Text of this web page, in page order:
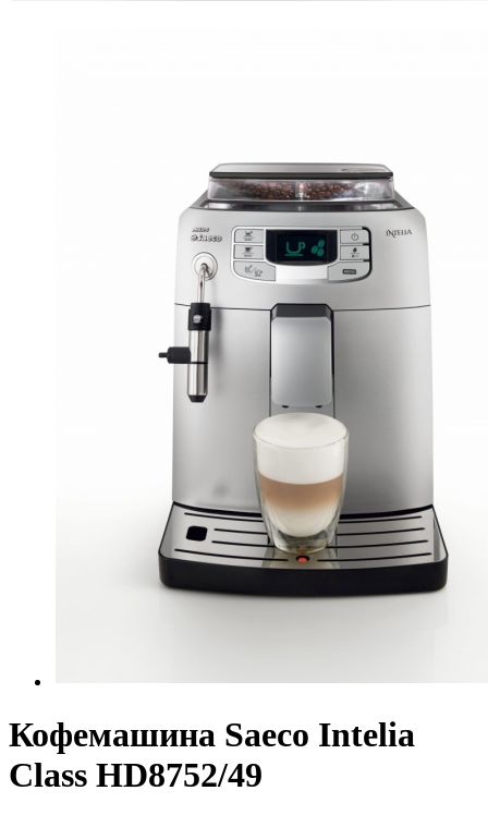
Кофемашина Saeco Intelia
Class HD8752/49